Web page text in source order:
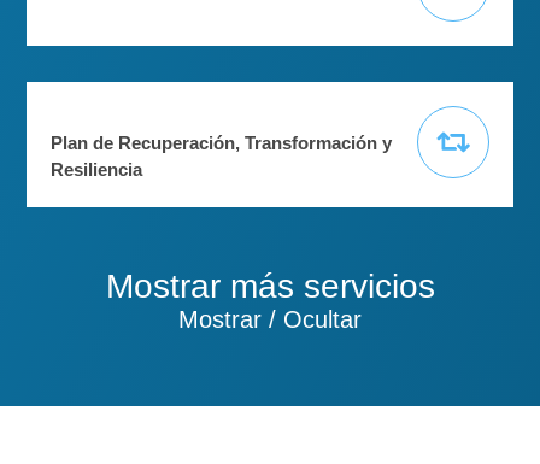
Plan de Recuperación, Transformación y
Resiliencia
Mostrar más servicios
Mostrar / Ocultar